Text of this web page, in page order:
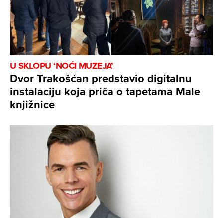
U SKLOPU ‘NOĆI MUZEJA’
Dvor Trakošćan predstavio digitalnu
instalaciju koja priča o tapetama Male
knjižnice